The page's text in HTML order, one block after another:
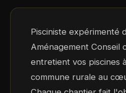
Pisciniste expérimenté
Aménagement Conseil
entretient vos piscines
commune rurale au